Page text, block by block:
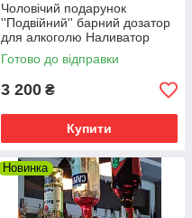
Чоловічий подарунок
''Подвійний'' барний дозатор
для алкоголю Наливатор
наливайка Ручна робота
Готово до відправки
3 200 ₴
Купити
Новинка